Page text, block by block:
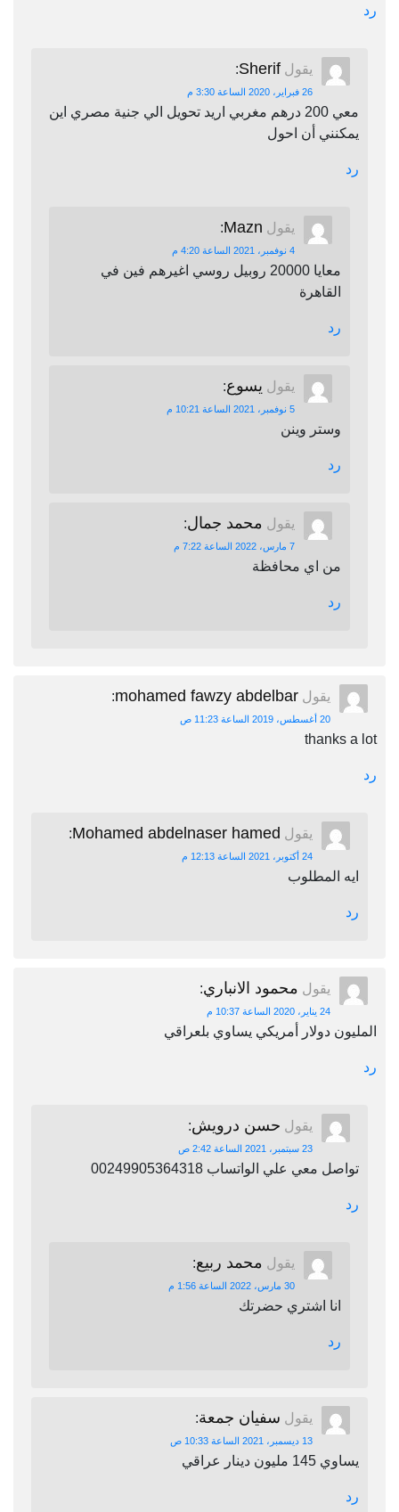
رد
يقول Sherif
:
26 فبراير، 2020 الساعة 3:30 م
معي 200 درهم مغربي اريد تحويل الي جنية مصري اين
يمكنني أن احول
رد
يقول Mazn
:
4 نوفمبر، 2021 الساعة 4:20 م
معايا 20000 روبيل روسي اغيرهم فين في
القاهرة
رد
يقول يسوع:
5 نوفمبر، 2021 الساعة 10:21 م
وستر وينن
رد
يقول محمد جمال:
7 مارس، 2022 الساعة 7:22 م
من اي محافظة
رد
يقول mohamed fawzy abdelbar
:
20 أغسطس، 2019 الساعة 11:23 ص
thanks a lot
رد
يقول Mohamed abdelnaser hamed
:
24 أكتوبر، 2021 الساعة 12:13 م
ايه المطلوب
رد
يقول محمود الانباري:
24 يناير، 2020 الساعة 10:37 م
المليون دولار أمريكي يساوي بلعراقي
رد
يقول حسن درويش:
23 سبتمبر، 2021 الساعة 2:42 ص
تواصل معي علي الواتساب 00249905364318
رد
يقول محمد ربيع:
30 مارس، 2022 الساعة 1:56 م
انا اشتري حضرتك
رد
يقول سفيان جمعة:
13 ديسمبر، 2021 الساعة 10:33 ص
يساوي 145 مليون دينار عراقي
رد